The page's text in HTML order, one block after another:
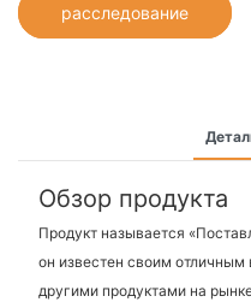
расследование
Обзор продукта
Продукт называется
он известен своим
другими продуктами на